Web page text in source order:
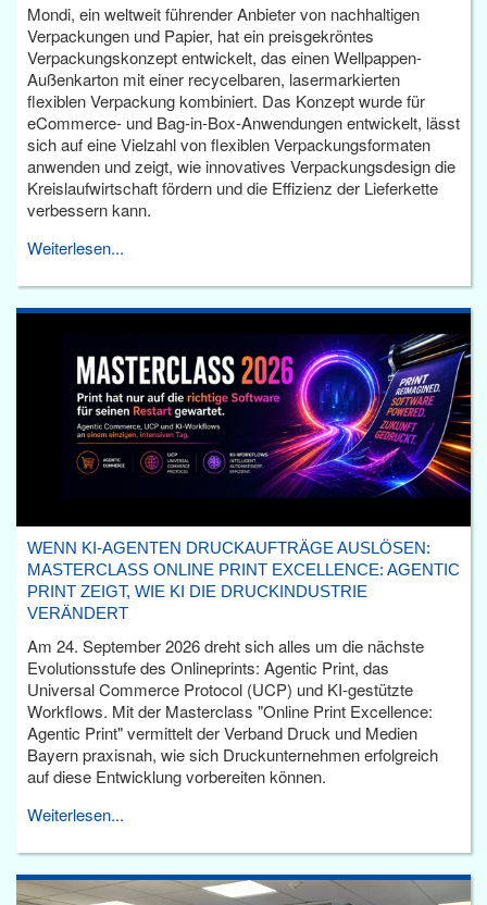
Mondi, ein weltweit führender Anbieter von nachhaltigen
Verpackungen und Papier, hat ein preisgekröntes
Verpackungskonzept entwickelt, das einen Wellpappen-
Außenkarton mit einer recycelbaren, lasermarkierten
flexiblen Verpackung kombiniert. Das Konzept wurde für
eCommerce- und Bag-in-Box-Anwendungen entwickelt, lässt
sich auf eine Vielzahl von flexiblen Verpackungsformaten
anwenden und zeigt, wie innovatives Verpackungsdesign die
Kreislaufwirtschaft fördern und die Effizienz der Lieferkette
verbessern kann.
Weiterlesen...
WENN KI-AGENTEN DRUCKAUFTRÄGE AUSLÖSEN:
MASTERCLASS ONLINE PRINT EXCELLENCE: AGENTIC
PRINT ZEIGT, WIE KI DIE DRUCKINDUSTRIE
VERÄNDERT
Am 24. September 2026 dreht sich alles um die nächste
Evolutionsstufe des Onlineprints: Agentic Print, das
Universal Commerce Protocol (UCP) und KI-gestützte
Workflows. Mit der Masterclass "Online Print Excellence:
Agentic Print" vermittelt der Verband Druck und Medien
Bayern praxisnah, wie sich Druckunternehmen erfolgreich
auf diese Entwicklung vorbereiten können.
Weiterlesen...